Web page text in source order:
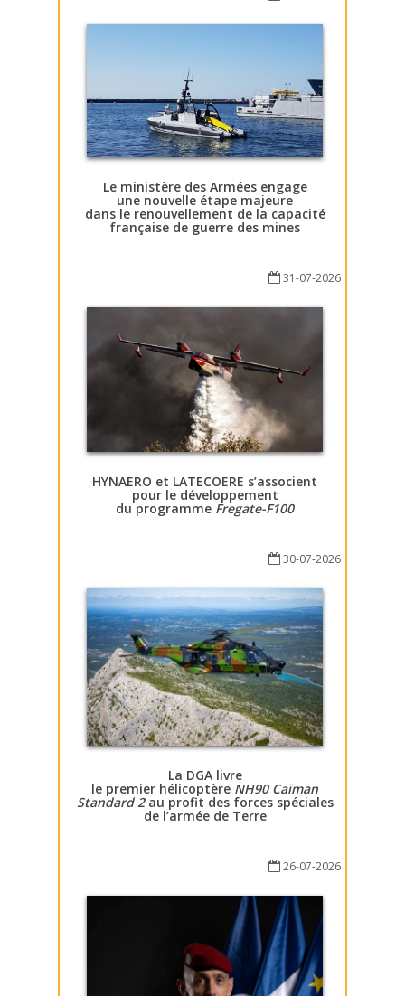
Le ministère des Armées engage
une nouvelle étape majeure
dans le renouvellement de la capacité
française de guerre des mines
31-07-2026
HYNAERO et LATECOERE s’associent
pour le développement
du programme Fregate-F100
30-07-2026
La DGA livre
le premier hélicoptère NH90 Caïman
Standard 2au profit des forces spéciales
de l’armée de Terre
26-07-2026